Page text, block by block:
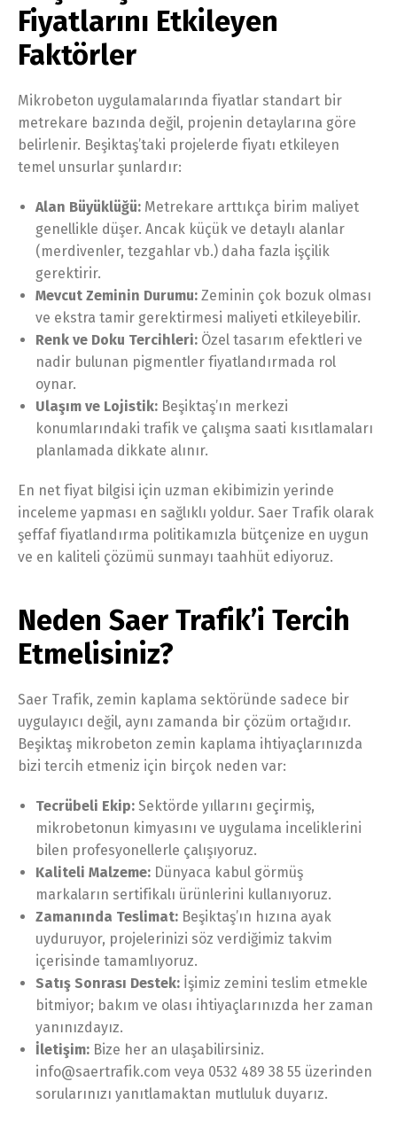
Fiyatlarını Etkileyen
Faktörler
Mikrobeton uygulamalarında fiyatlar standart bir
metrekare bazında değil, projenin detaylarına göre
belirlenir. Beşiktaş’taki projelerde fiyatı etkileyen
temel unsurlar şunlardır:
Alan Büyüklüğü: Metrekare arttıkça birim maliyet
genellikle düşer. Ancak küçük ve detaylı alanlar
(merdivenler, tezgahlar vb.) daha fazla işçilik
gerektirir.
Mevcut Zeminin Durumu: Zeminin çok bozuk olması
ve ekstra tamir gerektirmesi maliyeti etkileyebilir.
Renk ve Doku Tercihleri: Özel tasarım efektleri ve
nadir bulunan pigmentler fiyatlandırmada rol
oynar.
Ulaşım ve Lojistik: Beşiktaş’ın merkezi
konumlarındaki trafik ve çalışma saati kısıtlamaları
planlamada dikkate alınır.
En net fiyat bilgisi için uzman ekibimizin yerinde
inceleme yapması en sağlıklı yoldur. Saer Trafik olarak
şeffaf fiyatlandırma politikamızla bütçenize en uygun
ve en kaliteli çözümü sunmayı taahhüt ediyoruz.
Neden Saer Trafik’i Tercih
Etmelisiniz?
Saer Trafik, zemin kaplama sektöründe sadece bir
uygulayıcı değil, aynı zamanda bir çözüm ortağıdır.
Beşiktaş mikrobeton zemin kaplama ihtiyaçlarınızda
bizi tercih etmeniz için birçok neden var:
Tecrübeli Ekip: Sektörde yıllarını geçirmiş,
mikrobetonun kimyasını ve uygulama inceliklerini
bilen profesyonellerle çalışıyoruz.
Kaliteli Malzeme: Dünyaca kabul görmüş
markaların sertifikalı ürünlerini kullanıyoruz.
Zamanında Teslimat: Beşiktaş’ın hızına ayak
uyduruyor, projelerinizi söz verdiğimiz takvim
içerisinde tamamlıyoruz.
Satış Sonrası Destek: İşimiz zemini teslim etmekle
bitmiyor; bakım ve olası ihtiyaçlarınızda her zaman
yanınızdayız.
İletişim: Bize her an ulaşabilirsiniz.
info@saertrafik.com veya 0532 489 38 55 üzerinden
sorularınızı yanıtlamaktan mutluluk duyarız.